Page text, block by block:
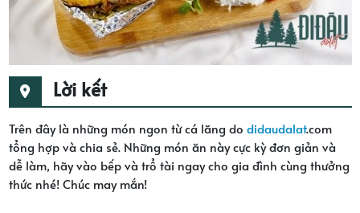
Lời kết
Trên đây là những món ngon từ cá lăng do didaudalat.com
tổng hợp và chia sẻ. Những món ăn này cực kỳ đơn giản và
dễ làm, hãy vào bếp và trổ tài ngay cho gia đình cùng thưởng
thức nhé! Chúc may mắn!